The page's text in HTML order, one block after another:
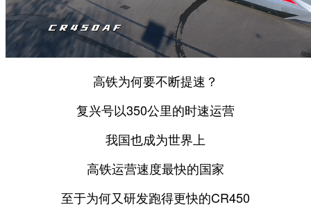
高铁为何要不断提速？
复兴号以350公里的时速运营
我国也成为世界上
高铁运营速度最快的国家
至于为何又研发跑得更快的CR450